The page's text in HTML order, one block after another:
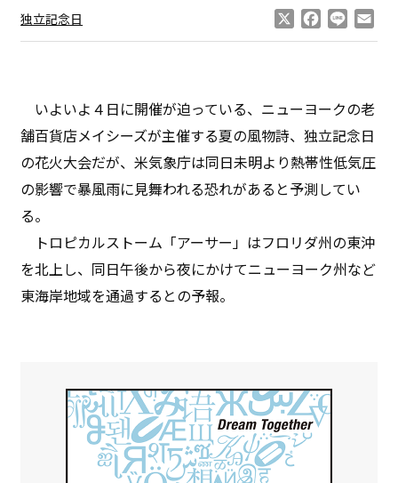
独立記念日 Facebook
Line
いよいよ４日に開催が迫っている、ニューヨークの老
舗百貨店メイシーズが主催する夏の風物詩、独立記念日
の花火大会だが、米気象庁は同日未明より熱帯性低気圧
の影響で暴風雨に見舞われる恐れがあると予測してい
る。
トロピカルストーム「アーサー」はフロリダ州の東沖
を北上し、同日午後から夜にかけてニューヨーク州など
東海岸地域を通過するとの予報。